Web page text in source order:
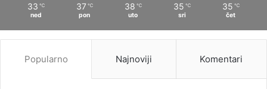
33 ℃
ned
37 ℃
pon
38 ℃
uto
35 ℃
sri
35 ℃
čet
Popularno Najnoviji Komentari